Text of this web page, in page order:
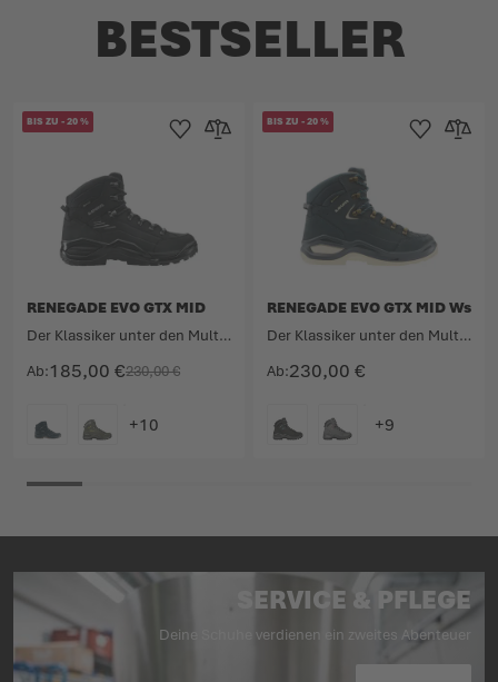
BESTSELLER
BIS ZU -20%
Ab 185,00 €230,00 €
RENEGADE EVO GTX MID
Der Klassiker unter den Multifunktionsschuhen in Neuauflage.
Zur Wunschliste hinzufügen
Zur Vergleichsliste hinzufügen
BIS ZU -20%
Ab 230,00 €
RENEGADE EVO GTX MID Ws
Der Klassiker unter den Multifunktionsschuhen in Neuauflage.
Zur Zur
SERVICE & PFLEGE
Deine Schuhe verdienen ein zweites Abenteuer